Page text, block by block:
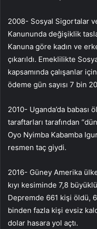
2008- Sosyal Sigortalar
Kanununda değişiklik
Kanuna göre kadın ve
çıkarıldı. Emeklilikte
kapsamında çalışanlar
ödeme gün sayısı 7 bin
2010- Uganda’da babası
taraftarları tarafından
Oyo Nyimba Kabamba
resmen taç giydi.
2016- Güney Amerika
kıyı kesiminde 7,8
Depremde 661 kişi öldü,
binden fazla kişi evsiz
dolar hasara yol açtı.